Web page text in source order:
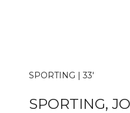
SPORTING | 33'
SPORTING,